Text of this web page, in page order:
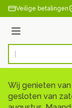
Ga naar de inhoud
Veilige betalingen
Menu
Product, merk,
Wij genieten
gesloten van